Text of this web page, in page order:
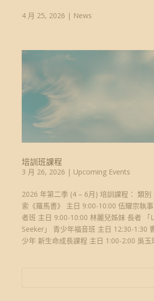
4 月 25, 2026 | News
培訓班課程
3 月 26, 2026 | Upcoming Events
2026 年第二季 (4 – 6月) 培訓課程： 類別
索《羅馬書》 主日 9:00-10:00 伍耀宗執
者班 主日 9:00-10:00 林麗兒姊妹 長者 「
Seeker」 青少年福音班 主日 12:30-1:30
少年 新生命成長課程 主日 1:00-2:00 吳玉